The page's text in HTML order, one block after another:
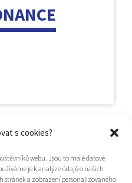
s cookies?
webu. Jsou to malé datové
je k analýze údajů o našich
stránek a zobrazení personalizovaného